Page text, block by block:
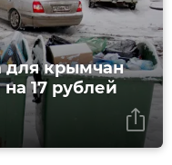
для крымчан
17 рублей